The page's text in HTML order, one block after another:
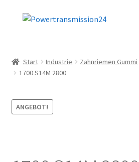
Zur
Zum
AGB
Blog
Start Industrie Zahnriemen Gummi
1700 S14M 2800
ANGEBOT!